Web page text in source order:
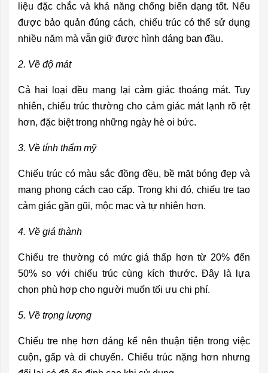
liệu đặc chắc và khả năng chống biến dạng tốt. Nếu
được bảo quản đúng cách, chiếu trúc có thể sử dụng
nhiều năm mà vẫn giữ được hình dáng ban đầu.
2. Về độ mát
Cả hai loại đều mang lại cảm giác thoáng mát. Tuy
nhiên, chiếu trúc thường cho cảm giác mát lạnh rõ rệt
hơn, đặc biệt trong những ngày hè oi bức.
3. Về tính thẩm mỹ
Chiếu trúc có màu sắc đồng đều, bề mặt bóng đẹp và
mang phong cách cao cấp. Trong khi đó, chiếu tre tạo
cảm giác gần gũi, mộc mạc và tự nhiên hơn.
4. Về giá thành
Chiếu tre thường có mức giá thấp hơn từ 20% đến
50% so với chiếu trúc cùng kích thước. Đây là lựa
chọn phù hợp cho người muốn tối ưu chi phí.
5. Về trọng lượng
Chiếu tre nhẹ hơn đáng kể nên thuận tiện trong việc
cuộn, gấp và di chuyển. Chiếu trúc nặng hơn nhưng